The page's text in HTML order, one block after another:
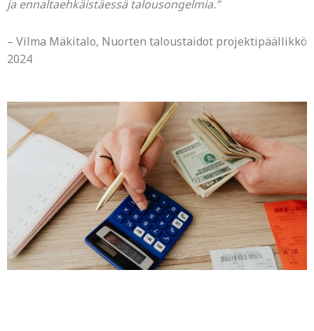
ja ennaltaehkäistäessä talousongelmia.”
– Vilma Mäkitalo, Nuorten taloustaidot projektipäällikkö
2024